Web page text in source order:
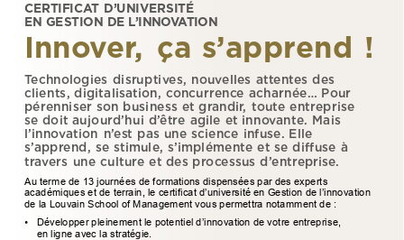
Innover, ça s’apprend !
CERTIFICAT D’UNIVERSITÉ
EN GESTION DE L’INNOVATION
Technologies disruptives, nouvelles attentes des
clients, digitalisation, concurrence acharnée… Pour
pérenniser son business et grandir, toute entreprise
se doit aujourd’hui d’être agile et innovante. Mais
l’innovation n’est pas une science infuse. Elle
s’apprend, se stimule, s’implémente et se diffuse à
travers une culture et des processus d’entreprise.
Au terme de 13 journées de formations dispensées par des experts
académiques et de terrain, le certificat d’université en Gestion de l’innovation
de la Louvain School of Management vous permettra notamment de :
Développer pleinement le potentiel d’innovation de votre entreprise,
en ligne avec la stratégie.